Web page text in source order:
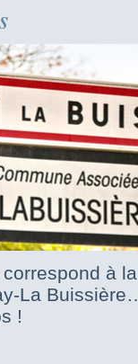
à
La
!